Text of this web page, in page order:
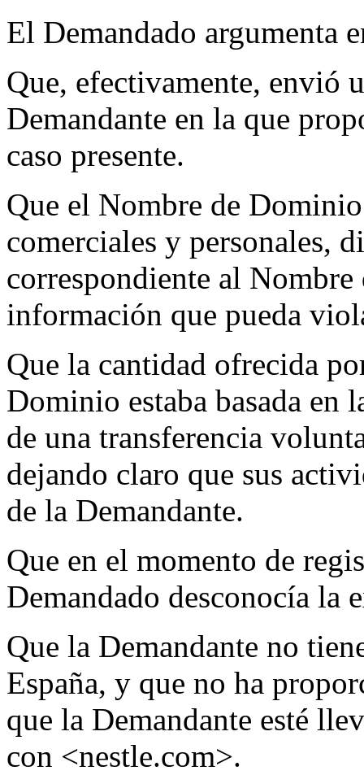
El Demandado argumenta
Que, efectivamente, envió
Demandante en la que
caso presente.
Que el Nombre de
comerciales y personales,
correspondiente al
información que pueda
Que la cantidad ofrecida
Dominio estaba basada en
de una transferencia
dejando claro que sus
de la Demandante.
Que en el momento de
Demandado desconocía la
Que la Demandante no
España, y que no ha
que la Demandante esté
con <nestle.com>.